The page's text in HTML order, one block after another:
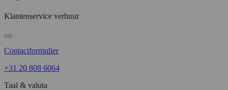
Klantenservice verhuur
Contactformulier
+31 20 808 6064
Taal & valuta